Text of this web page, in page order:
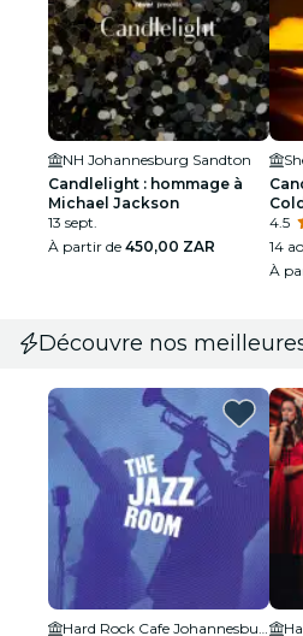
NH Johannesburg Sandton
Candlelight : hommage à
Michael Jackson
13 sept.
À partir de 450,00 ZAR
4.5
14
À
Découvre nos